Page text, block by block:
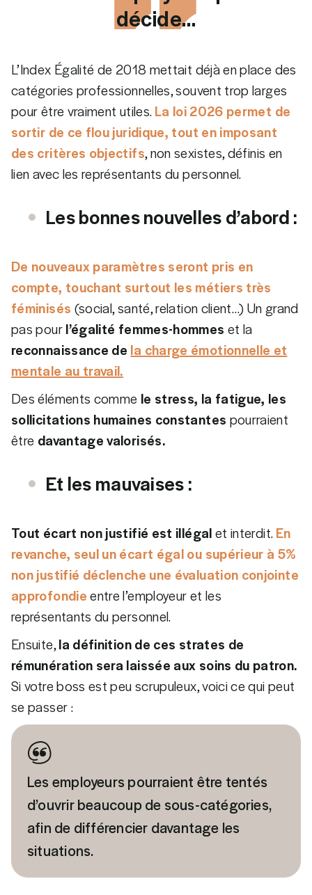
décide…
L’Index Égalité de 2018 mettait déjà en place des
catégories professionnelles, souvent trop larges
pour être vraiment utiles.La loi 2026 permet de
sortir de ce flou juridique, tout en imposant
des critères objectifs,non sexistes, définis en
lien avec les représentants du personnel.
Les bonnes nouvelles d’abord :
De nouveaux paramètres seront pris en
compte, touchant surtout les métiers très
féminisés (social, santé, relation client…) Un grand
pas pourl’égalité femmes-hommes et la
reconnaissance de la charge émotionnelle et
mentale au travail.
Des éléments comme le stress, la fatigue, les
sollicitations humaines constantes pourraient
être davantage valorisés.
Et les mauvaises :
Tout écart non justifié est illégalet interdit.En
revanche, seul un écart égal ou supérieur à 5%
non justifié déclenche une évaluation conjointe
approfondieentre l’employeur et les
représentants du personnel.
Ensuite,la définition de ces strates de
rémunération sera laissée aux soins du patron.
Si votre boss est peu scrupuleux, voici ce qui peut
se passer :
Les employeurs pourraient être tentés
d’ouvrir beaucoup de sous-catégories,
afin de différencier davantage les
situations.